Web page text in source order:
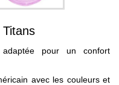
adaptée pour un confort
avec les couleurs et